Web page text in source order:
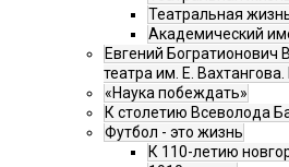
Театральная
Академический
Евгений Богратионович
театра им. Е.
«Наука побеждать»
К столетию Всеволода
Футбол - это жизнь
К 110-летию